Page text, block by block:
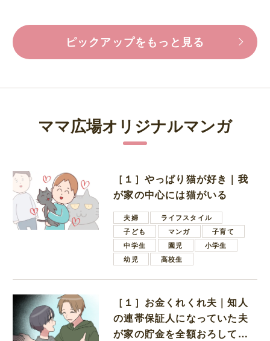
ピックアップをもっと見る
ママ広場オリジナルマンガ
［１］やっぱり猫が好き｜我
が家の中心には猫がいる
夫婦
ライフスタイル
子ども
マンガ
子育て
中学生
園児
小学生
幼児
高校生
［１］お金くれくれ夫｜知人
の連帯保証人になっていた夫
が家の貯金を全額おろしてほ